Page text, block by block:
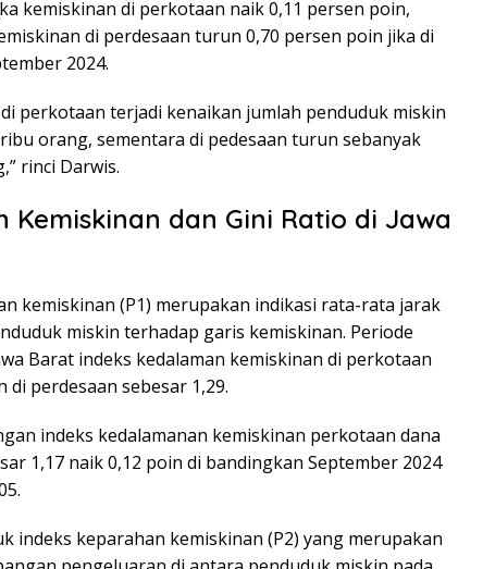
kemiskinan di perkotaan naik 0,11 persen poin,
di perdesaan turun 0,70 persen poin jika di
2024.
di perkotaan terjadi kenaikan jumlah penduduk miskin
orang, sementara di pedesaan turun sebanyak
rinci Darwis.
Kemiskinan dan Gini Ratio di Jawa
kemiskinan (P1) merupakan indikasi rata-rata jarak
miskin terhadap garis kemiskinan. Periode
Barat indeks kedalaman kemiskinan di perkotaan
di perdesaan sebesar 1,29.
indeks kedalamanan kemiskinan perkotaan dana
1,17 naik 0,12 poin di bandingkan September 2024
indeks keparahan kemiskinan (P2) yang merupakan